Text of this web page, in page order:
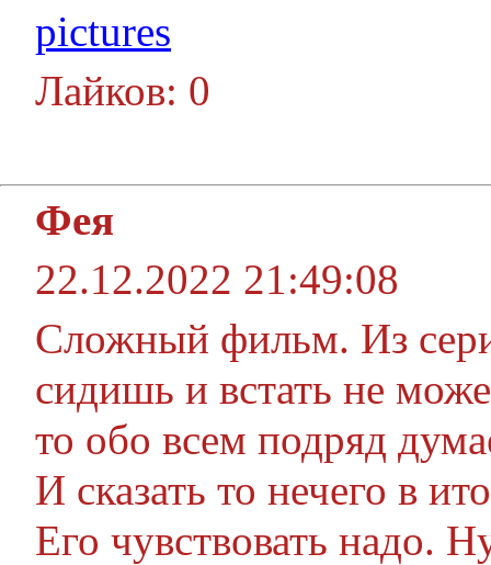
pictures
Лайков: 0
Фея
22.12.2022 21:49:08
Сложный фильм. Из
сидишь и встать не
то обо всем подряд
И сказать то нечего в
Его чувствовать надо.